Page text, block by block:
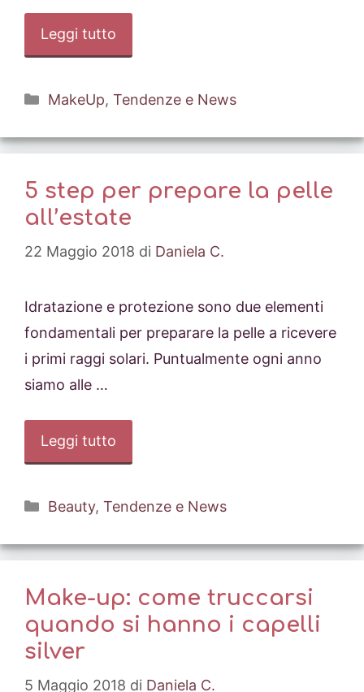
Leggi tutto
Categorie
MakeUp, Tendenze e News
5 step per prepare la pelle
all’estate
22 Maggio 2018 di Daniela C.
Idratazione e protezione sono due elementi
fondamentali per preparare la pelle a ricevere
i primi raggi solari. Puntualmente ogni anno
siamo alle …
Leggi tutto
Categorie
Beauty, Tendenze e News
Make-up: come truccarsi
quando si hanno i capelli
silver
5 Maggio 2018 di Daniela C.